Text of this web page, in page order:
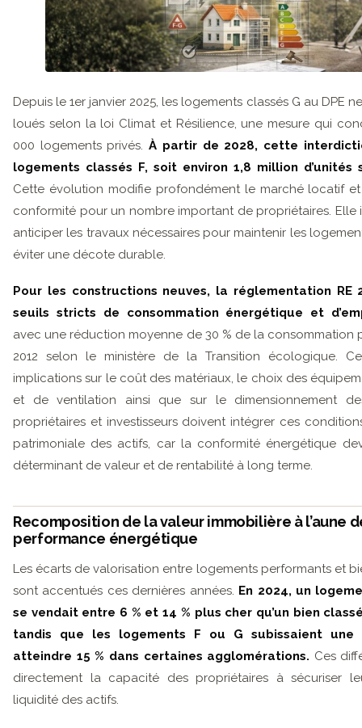
Depuis le 1er janvier 2025, les logements classés G au DPE
loués selon la loi Climat et Résilience, une mesure qui
000 logements privés.À partir de 2028, cette
logements classés F, soit environ 1,8 million d’unités
Cette évolution modifie profondément le marché locatif
conformité pour un nombre important de propriétaires. Elle
anticiper les travaux nécessaires pour maintenir les
éviter une décote durable.
Pour les constructions neuves, la réglementation RE
seuils stricts de consommation énergétique et
avec une réduction moyenne de 30 % de la consommation
2012 selon le ministère de la Transition écologique.
implications sur le coût des matériaux, le choix des
et de ventilation ainsi que sur le dimensionnement
propriétaires et investisseurs doivent intégrer ces
patrimoniale des actifs, car la conformité énergétique
déterminant de valeur et de rentabilité à long terme.
Recomposition de la valeur immobilière à l’aune
performance énergétique
Les écarts de valorisation entre logements performants et
sont accentués ces dernières années. En 2024, un
se vendait entre 6 % et 14 % plus cher qu’un bien
tandis que les logements F ou G subissaient une
atteindre 15 % dans certaines agglomérations. Ces
directement la capacité des propriétaires à sécuriser
liquidité des actifs.